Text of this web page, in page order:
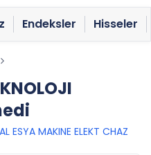
Endeksler Hisseler
ESYA MAKINE ELEKT CHAZ